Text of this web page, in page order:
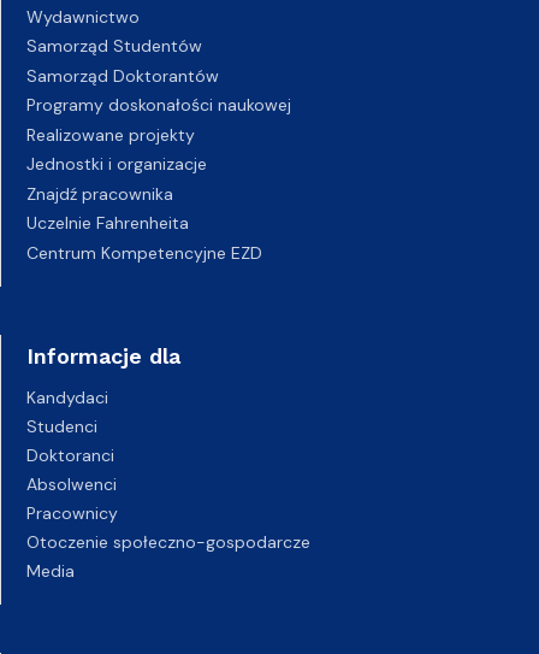
Wydawnictwo
Samorząd Studentów
Samorząd Doktorantów
Programy doskonałości naukowej
Realizowane projekty
Jednostki i organizacje
Znajdź pracownika
Uczelnie Fahrenheita
Centrum Kompetencyjne EZD
Informacje dla
Kandydaci
Studenci
Doktoranci
Absolwenci
Pracownicy
Otoczenie społeczno-gospodarcze
Media